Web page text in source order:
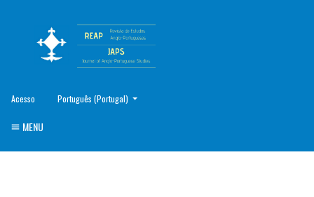
Acesso ##plugins.themes.healthSciences.language.toggle##
Português (Portugal)
MENU